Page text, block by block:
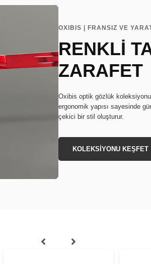
OXIBIS | FRANSIZ VE
RENKLİ
ZARAFET
Oxibis optik gözlük
ergonomik yapısı sayesinde
çekici bir stil oluşturur.
KOLEKSİYONU KEŞFET